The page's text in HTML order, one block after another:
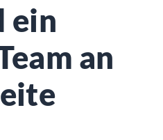
ein
an